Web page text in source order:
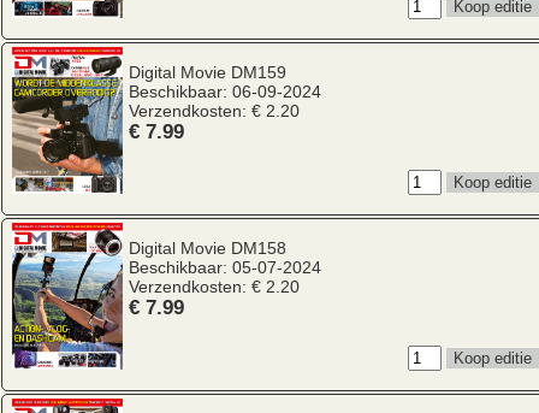
Digital Movie DM159
Beschikbaar: 06-09-2024
Verzendkosten: € 2.20
€ 7.99
Digital Movie DM158
Beschikbaar: 05-07-2024
Verzendkosten: € 2.20
€ 7.99